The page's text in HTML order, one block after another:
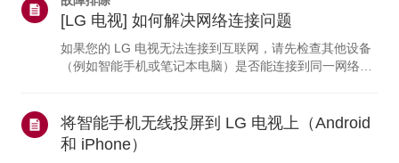
号可在以下位置找到：• 设备背面• 您也可以在电视上查看
详细信息：点击“主页”按钮 > 选择“设置”（或“配置”） >选
择“支持菜单” > 突出显示“产品/服务信息” >“请按‘确定’按
钮。”蓝光与DVD播放器型号和/或序列号可在以下位置找
到：DVD 或蓝光播...
[LG 电视] 如何解决网络连接问题
如果您的 LG 电视无法连接到互联网，请先检查其他设备
（例如智能手机或笔记本电脑）是否能连接到同一网络。
是网络设置有问题，或者您的电视需要维修。此外，如果
[网络连接] 下未显示任何网络名称，请联系 LG 客户支持
以获取进一步帮助。为什么我的 LG 电视无法连接到互联
将智能手机无线投屏到 LG 电视上（Android
和 iPhone）